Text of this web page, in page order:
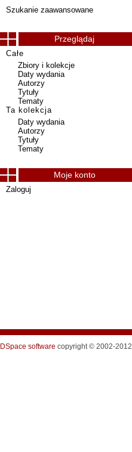
Szukanie zaawansowane
Przeglądaj
Całe
Zbiory i kolekcje
Daty wydania
Autorzy
Tytuły
Tematy
Ta kolekcja
Daty wydania
Autorzy
Tytuły
Tematy
Moje konto
Zaloguj
DSpace software copyright © 2002-2012